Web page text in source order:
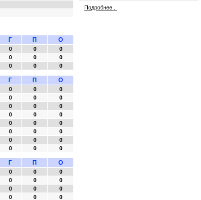
Г П О
0 0
0
0 0
0
0 0 0
Г П О
0 0
0
0 0
0
0 0
0
0 0
0
0 0
0
0 0
0
0 0
0
0 0 0
Г П О
0 0
0
0 0
0
0 0
0
0 0
0
Подробнее...